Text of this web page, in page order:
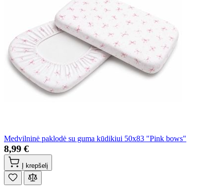
Medvilninė paklodė su guma kūdikiui 50x83 "Pink bows"
8,99 €
Į krepšelį